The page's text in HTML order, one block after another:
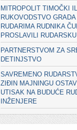
MITROPOLIT TIMOČKI
RUKOVODSTVO
RUDARIMA RUDNIKA
PROSLAVILI
PARTNERSTVOM ZA
DETINJSTVO
SAVREMENO
ZIĐIN MAJNINGU
UTISAK NA BUDUĆE
INŽENJERE